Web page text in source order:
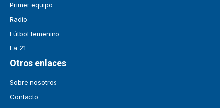
Primer equipo
Radio
Fútbol femenino
La 21
Otros enlaces
Sobre nosotros
Contacto